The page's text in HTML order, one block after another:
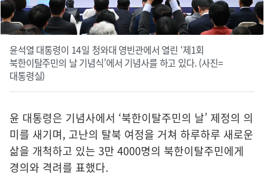
윤석열 대통령이 14일 청와대 영빈관에서 열린 ‘제1회
북한이탈주민의 날 기념식’에서 기념사를 하고 있다. (사진=
대통령실)
윤 대통령은 기념사에서 ‘북한이탈주민의 날’ 제정의 의
미를 새기며, 고난의 탈북 여정을 거쳐 하루하루 새로운
삶을 개척하고 있는 3만 4000명의 북한이탈주민에게
경의와 격려를 표했다.